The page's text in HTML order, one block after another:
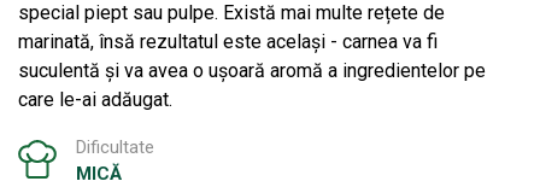
special piept sau pulpe. Există mai multe rețete de
marinată, însă rezultatul este același - carnea va fi
suculentă și va avea o ușoară aromă a ingredientelor pe
care le-ai adăugat.
Dificultate
MICĂ